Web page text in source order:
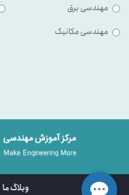
مهندسی برق
مهندسی مکانیک
وبلاگ ما